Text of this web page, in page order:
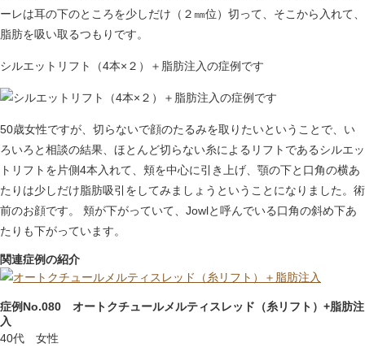
ーレは耳の下のところを少しだけ（２㎜位）切って、そこから入れて、
脂肪を吸い取るつもりです。
シルエットリフト（4本×２）＋脂肪注入の症例です
50歳女性ですが、切らないで顔のたるみを取りたいということで、い
ろいろと相談の結果、ほとんど切らない糸によるリフトであるシルエッ
トリフトを片側4本入れて、頬を中心に引き上げ、顎の下と口角の横あ
たりは少しだけ脂肪吸引をしてみましょうということになりました。術
前のお顔です。 頬が下がっていて、Jowlと呼んでいる口角の斜め下あ
たりも下がっています。
関連症例の紹介
症例No.080 オートクチュールメルティスレッド（糸リフト）+脂肪注
入
40代 女性